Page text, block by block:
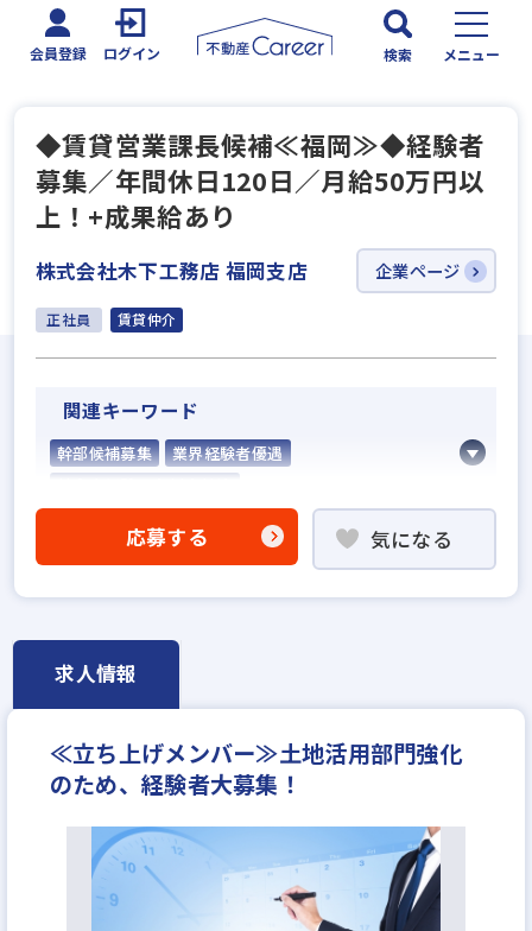
会員登録 ログイン 検索 メニュー
◆賃貸営業課長候補≪福岡≫◆経験者
募集／年間休日120日／月給50万円以
上！+成果給あり
株式会社木下工務店 福岡支店 企業ページ
正社員 賃貸仲介
関連キーワード
幹部候補募集
業界経験者優遇
賃貸仲介の店長経験者歓迎
年俸制
成果給が充実
フレックス勤務あり
完全週休2日
年収600万円
月給50万円
応募する 気になる
求人情報
≪立ち上げメンバー≫⼟地活⽤部⾨強化
のため、経験者大募集！